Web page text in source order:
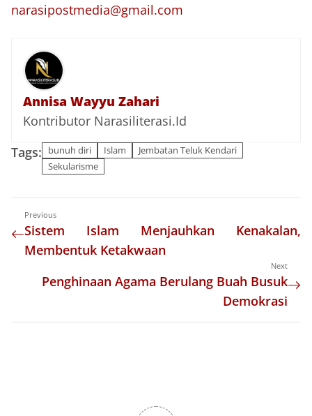
narasipostmedia@gmail.com
Annisa Wayyu Zahari
Kontributor Narasiliterasi.Id
Tags:
bunuh diri Islam
Jembatan Teluk Kendari
Sekularisme
Previous
Sistem Islam Menjauhkan Kenakalan,
Membentuk Ketakwaan
Next
Penghinaan Agama Berulang Buah Busuk
Demokrasi